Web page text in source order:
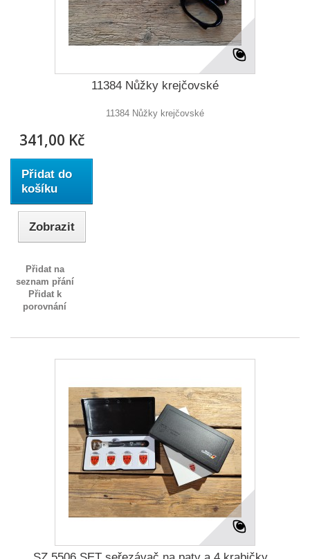
11384 Nůžky krejčovské
11384 Nůžky krejčovské
341,00 Kč
Přidat do
košíku
Zobrazit
Přidat na
seznam přání
Přidat k
porovnání